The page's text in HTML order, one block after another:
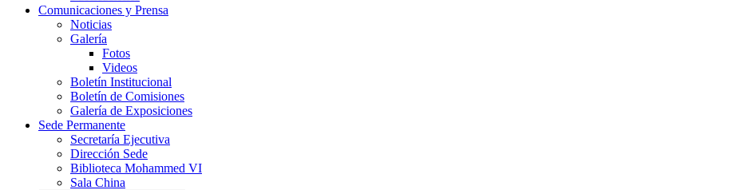
Comunicaciones y Prensa
Noticias
Galería
Fotos
Videos
Boletín Institucional
Boletín de Comisiones
Galería de Exposiciones
Sede Permanente
Secretaría Ejecutiva
Dirección Sede
Biblioteca Mohammed VI
Sala China